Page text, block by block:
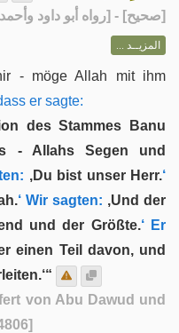
[صحيح] - [رواه أبو داود وأحمد]
المزيــد ...
- möge Allah mit ihm
er sagte:
des Stammes Banu
- Allahs Segen und
‚Du bist unser Herr.‘
‘ Wir sagten: ‚Und der
und der Größte.‘ Er
einen Teil davon, und
von Abu Dawud und